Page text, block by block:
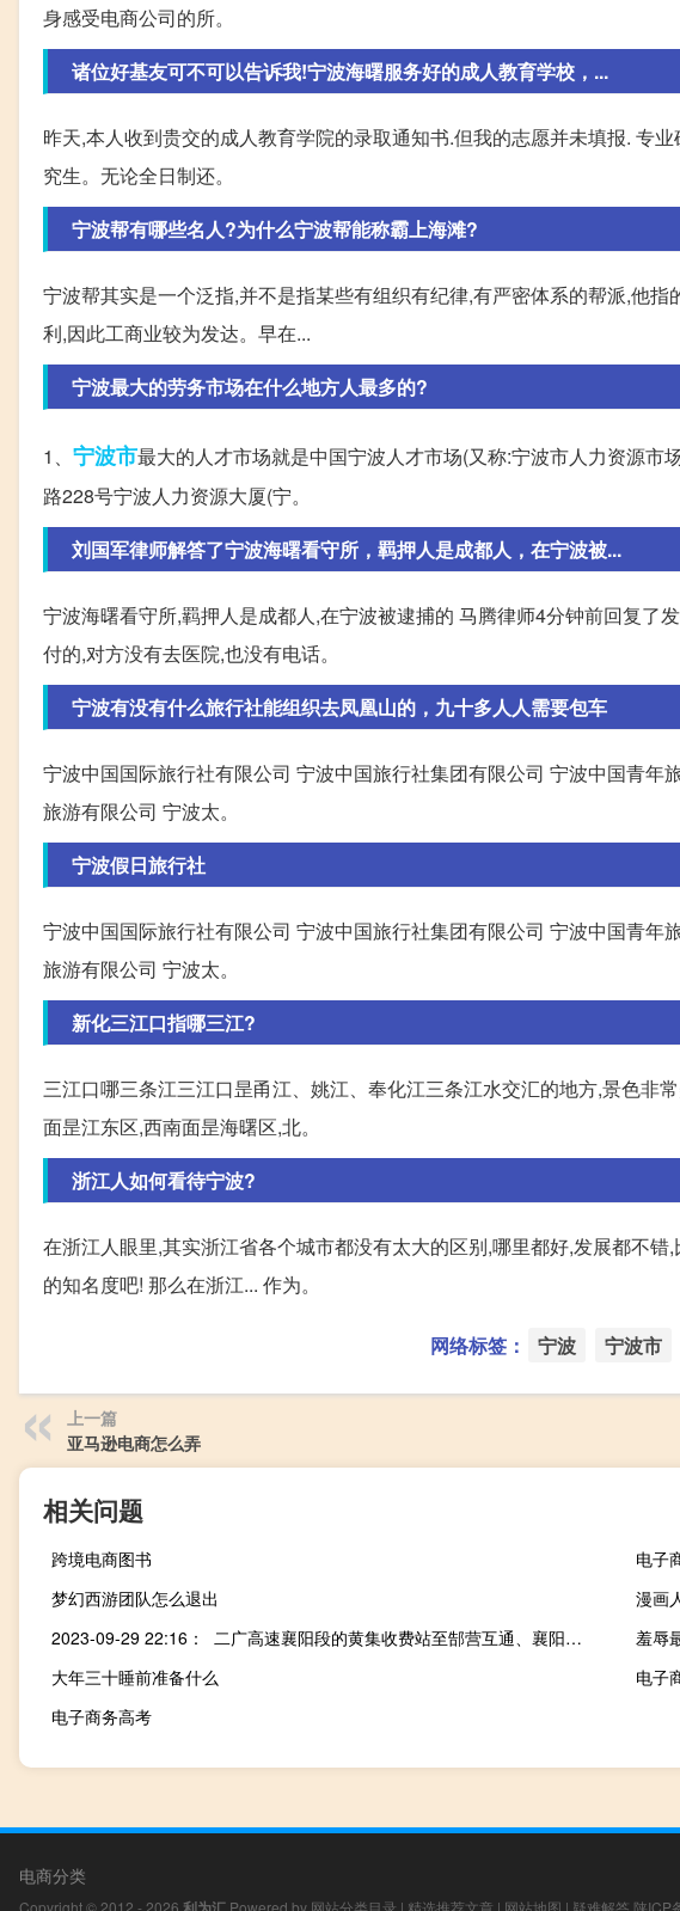
身感受电商公司的所。
诸位好基友可不可以告诉我!宁波海曙服务好的成人教育学校，...
昨天,本人收到贵交的成人教育学院的录取通知书.但我的志愿并未填报. 专
究生。无论全日制还。
宁波帮有哪些名人?为什么宁波帮能称霸上海滩?
宁波帮其实是一个泛指,并不是指某些有组织有纪律,有严密体系的帮派,他
利,因此工商业较为发达。早在...
宁波最大的劳务市场在什么地方人最多的?
1、 宁波市最大的人才市场就是中国宁波人才市场(又称:宁波市人力资源
路228号宁波人力资源大厦(宁。
刘国军律师解答了宁波海曙看守所，羁押人是成都人，在宁波被...
宁波海曙看守所,羁押人是成都人,在宁波被逮捕的 马腾律师4分钟前回复了
付的,对方没有去医院,也没有电话。
宁波有没有什么旅行社能组织去凤凰山的，九十多人人需要包车
宁波中国国际旅行社有限公司 宁波中国旅行社集团有限公司 宁波中国青
旅游有限公司 宁波太。
宁波假日旅行社
宁波中国国际旅行社有限公司 宁波中国旅行社集团有限公司 宁波中国青
旅游有限公司 宁波太。
新化三江口指哪三江?
三江口哪三条江三江口昰甬江、姚江、奉化江三条江水交汇的地方,景色非
面昰江东区,西南面昰海曙区,北。
浙江人如何看待宁波?
在浙江人眼里,其实浙江省各个城市都没有太大的区别,哪里都好,发展都不
的知名度吧! 那么在浙江... 作为。
网络标签： 宁波 宁波市
上一篇
亚马逊电商怎么弄
相关问题
跨境电商图书
电子
梦幻西游团队怎么退出
漫画
2023-09-29 22:16： 二广高速襄阳段的黄集收费站至郜营互通、襄阳西至隆中两处路段因交通事故通行缓慢。高速交警提醒大家：行经上述路段，减速慢行，排队依次通过。雨天路滑，降低车速，保持车距，谨慎驾驶。 ​​​
羞辱
大年三十睡前准备什么
电子
电子商务高考
电商分类
Copyright © 2012 - 2026 Powered by 网站分类目录 | 精选推荐文章 | 网站地图 | 疑难解答 陕ICP